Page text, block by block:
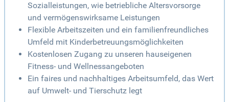
Sozialleistungen, wie betriebliche Altersvorsorge
und vermögenswirksame Leistungen
Flexible Arbeitszeiten und ein familienfreundliches
Umfeld mit Kinderbetreuungsmöglichkeiten
Kostenlosen Zugang zu unseren hauseigenen
Fitness- und Wellnessangeboten
Ein faires und nachhaltiges Arbeitsumfeld, das Wert
auf Umwelt- und Tierschutz legt